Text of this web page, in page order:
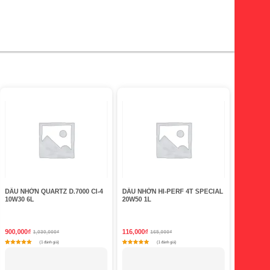
DẦU NHỜN QUARTZ D.7000 CI-4
10W30 6L
900,000₫ 1,030,000₫
(1 đánh giá)
DẦU NHỜN HI-PERF 4T SPECIAL
20W50 1L
116,000₫ 165,000₫
(1 đánh giá)